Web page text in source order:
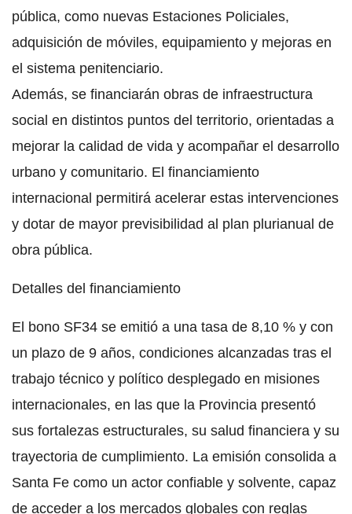
pública, como nuevas Estaciones Policiales,
adquisición de móviles, equipamiento y mejoras en
el sistema penitenciario.
Además, se financiarán obras de infraestructura
social en distintos puntos del territorio, orientadas a
mejorar la calidad de vida y acompañar el desarrollo
urbano y comunitario. El financiamiento
internacional permitirá acelerar estas intervenciones
y dotar de mayor previsibilidad al plan plurianual de
obra pública.
Detalles del financiamiento
El bono SF34 se emitió a una tasa de 8,10 % y con
un plazo de 9 años, condiciones alcanzadas tras el
trabajo técnico y político desplegado en misiones
internacionales, en las que la Provincia presentó
sus fortalezas estructurales, su salud financiera y su
trayectoria de cumplimiento. La emisión consolida a
Santa Fe como un actor confiable y solvente, capaz
de acceder a los mercados globales con reglas